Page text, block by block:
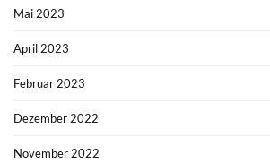
Mai 2023
April 2023
Februar 2023
Dezember 2022
November 2022